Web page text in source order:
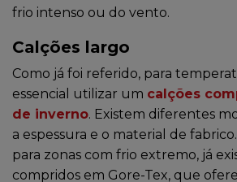
frio intenso ou do vento.
Calções largo
Como já foi referido, para
essencial utilizar um calções
de inverno. Existem diferentes
a espessura e o material de
para zonas com frio extremo, já
compridos em Gore-Tex, que